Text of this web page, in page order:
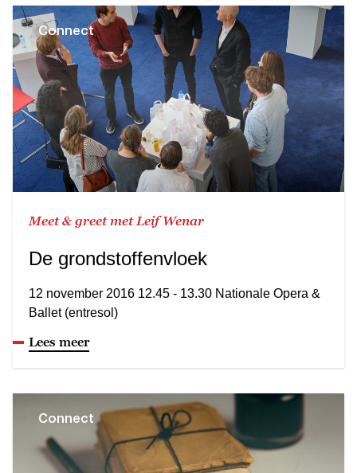
Connect
Meet & greet met Leif Wenar
De grondstoffenvloek
12 november 2016 12.45 - 13.30 Nationale Opera &
Ballet (entresol)
Lees meer
Connect